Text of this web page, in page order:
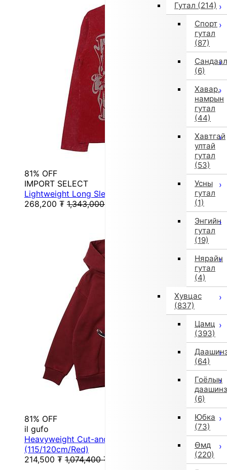
Гутал (214)
Спорт
гутал
(87)
Сандаал
(6)
Хавар,
намрын
гутал
(44)
Хавтгай
ултай
гутал
(53)
Усны
гутал
(1)
Энгийн
гутал
(19)
Нярайн
гутал
(4)
Хувцас
(837)
Цамц
(393)
(64)
Гоёлын
даашинз
(6)
Юбка
(73)
Өмд
(220)
81% OFF
IMPORT SELECT
Lightweight Long Sleeve T-Shirt (Red)
268,200 ₮ 1,343,000
81% OFF
il gufo
Heavyweight Cut-and-Sew Sweatshirt
(115/120cm/Red)
214,500 ₮ 1,074,400 ₮